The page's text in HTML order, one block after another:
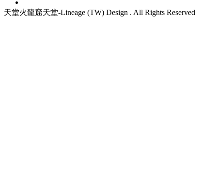
天堂火龍窟天堂-Lineage (TW) Design . All Rights Reserved